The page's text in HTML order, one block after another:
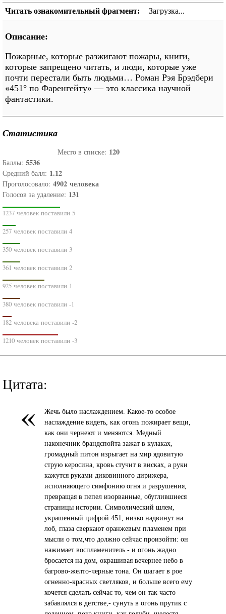
Читать ознакомительный фрагмент: Загрузка...
Описание:
Пожарные, которые разжигают пожары, книги,
которые запрещено читать, и люди, которые уже
почти перестали быть людьми… Роман Рэя Брэдбери
«451° по Фаренгейту» — это классика научной
фантастики.
Статистика
Место в списке: 120
Баллы: 5536
Средний балл: 1.12
Проголосовало: 4902 человека
Голосов за удаление: 131
1237 человек поставили 5
257 человек поставили 4
350 человек поставили 3
361 человек поставили 2
925 человек поставили 1
380 человек поставили -1
182 человека поставили -2
1210 человек поставили -3
Цитата:
«
Жечь было наслаждением. Какое-то особое
наслаждение видеть, как огонь пожирает вещи,
как они чернеют и меняются. Медный
наконечник брандспойта зажат в кулаках,
громадный питон изрыгает на мир ядовитую
струю керосина, кровь стучит в висках, а руки
кажутся руками диковинного дирижера,
исполняющего симфонию огня и разрушения,
превращая в пепел изорванные, обуглившиеся
страницы истории. Символический шлем,
украшенный цифрой 451, низко надвинут на
лоб, глаза сверкают оранжевым пламенем при
мысли о том,что должно сейчас произойти: он
нажимает воспламенитель - и огонь жадно
бросается на дом, окрашивая вечернее небо в
багрово-желто-черные тона. Он шагает в рое
огненно-красных светляков, и больше всего ему
хочется сделать сейчас то, чем он так часто
забавлялся в детстве,- сунуть в огонь прутик с